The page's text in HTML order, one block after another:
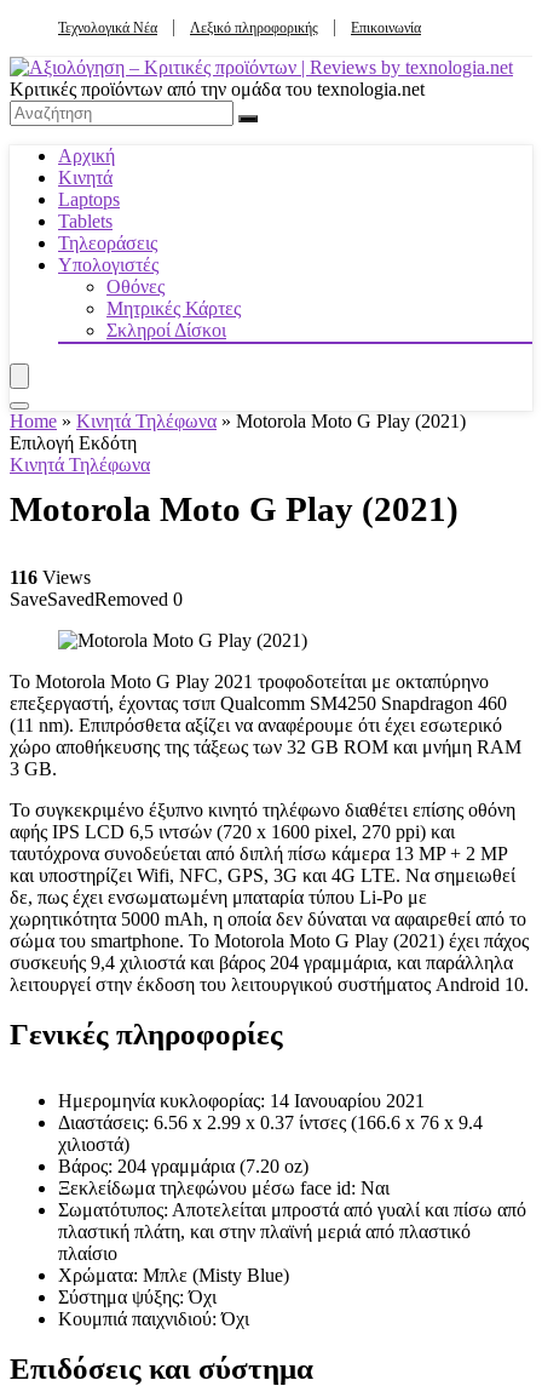
Τεχνολογικά Νέα Λεξικό πληροφορικής Επικοινωνία
Κριτικές προϊόντων από την ομάδα του texnologia.net
Αρχική
Κινητά
Laptops
Tablets
Τηλεοράσεις
Υπολογιστές
Οθόνες
Μητρικές Κάρτες
Σκληροί Δίσκοι
Home » Κινητά Τηλέφωνα » Motorola Moto G Play (2021)
Επιλογή Εκδότη
Κινητά Τηλέφωνα
Motorola Moto G Play (2021)
116 Views
SaveSavedRemoved 0
Το Motorola Moto G Play 2021 τροφοδοτείται με οκταπύρηνο
επεξεργαστή, έχοντας τσιπ Qualcomm SM4250 Snapdragon 460
(11 nm). Επιπρόσθετα αξίζει να αναφέρουμε ότι έχει εσωτερικό
χώρο αποθήκευσης της τάξεως των 32 GB ROM και μνήμη RAM
3 GB.
Το συγκεκριμένο έξυπνο κινητό τηλέφωνο διαθέτει επίσης οθόνη
αφής IPS LCD 6,5 ιντσών (720 x 1600 pixel, 270 ppi) και
ταυτόχρονα συνοδεύεται από διπλή πίσω κάμερα 13 MP + 2 MP
και υποστηρίζει Wifi, NFC, GPS, 3G και 4G LTE. Να σημειωθεί
δε, πως έχει ενσωματωμένη μπαταρία τύπου Li-Po με
χωρητικότητα 5000 mAh, η οποία δεν δύναται να αφαιρεθεί από το
σώμα του smartphone. Το Motorola Moto G Play (2021) έχει πάχος
συσκευής 9,4 χιλιοστά και βάρος 204 γραμμάρια, και παράλληλα
λειτουργεί στην έκδοση του λειτουργικού συστήματος Android 10.
Γενικές πληροφορίες
Ημερομηνία κυκλοφορίας: 14 Ιανουαρίου 2021
Διαστάσεις: 6.56 x 2.99 x 0.37 ίντσες (166.6 x 76 x 9.4
χιλιοστά)
Βάρος: 204 γραμμάρια (7.20 oz)
Ξεκλείδωμα τηλεφώνου μέσω face id: Ναι
Σωματότυπος: Αποτελείται μπροστά από γυαλί και πίσω από
πλαστική πλάτη, και στην πλαϊνή μεριά από πλαστικό
πλαίσιο
Χρώματα: Μπλε (Misty Blue)
Σύστημα ψύξης: Όχι
Κουμπιά παιχνιδιού: Όχι
Επιδόσεις και σύστημα